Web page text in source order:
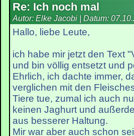
Re: Ich noch mal
Autor: Elke Jacobi | Datum:
Hallo, liebe Leute,
ich habe mir jetzt den Text
und bin völlig entsetzt und
Ehrlich, ich dachte immer,
verglichen mit den
Tiere tue, zumal ich auch
keinen Jaghurt und
aus besserer Haltung.
Mir war aber auch schon